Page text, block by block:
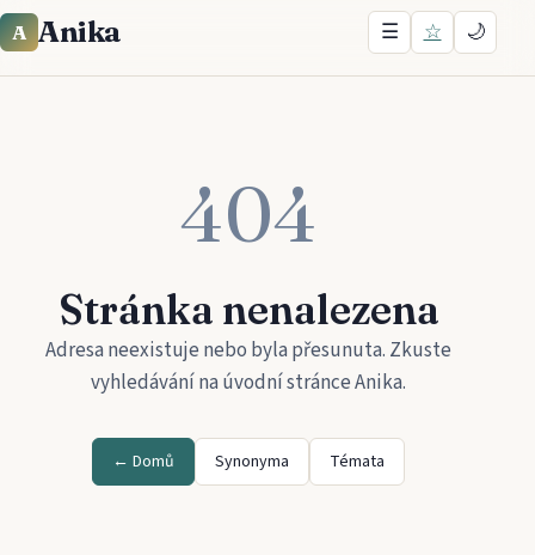
A Anika ☰ ☆ 🌙
404
Stránka nenalezena
Adresa neexistuje nebo byla přesunuta. Zkuste
vyhledávání na úvodní stránceAnika.
← Domů Synonyma Témata